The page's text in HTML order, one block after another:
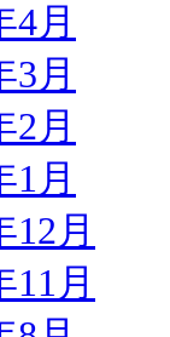
4月
3月
2月
1月
12月
11月